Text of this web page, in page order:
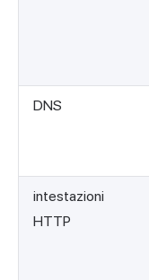
DNS
intestazioni
HTTP